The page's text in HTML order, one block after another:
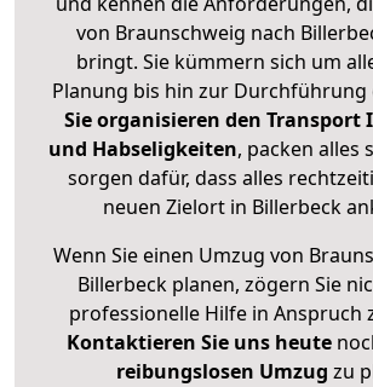
von Braunschweig nach
bringt. Sie kümmern sich um
Planung bis hin zur Durchführung
Sie organisieren den Transport
und Habseligkeiten, packen alles
sorgen dafür, dass alles
neuen Zielort in Billerbeck
Wenn Sie einen Umzug von
Billerbeck planen, zögern Sie
professionelle Hilfe in Anspruch
Kontaktieren Sie uns heute
reibungslosen Umzug zu